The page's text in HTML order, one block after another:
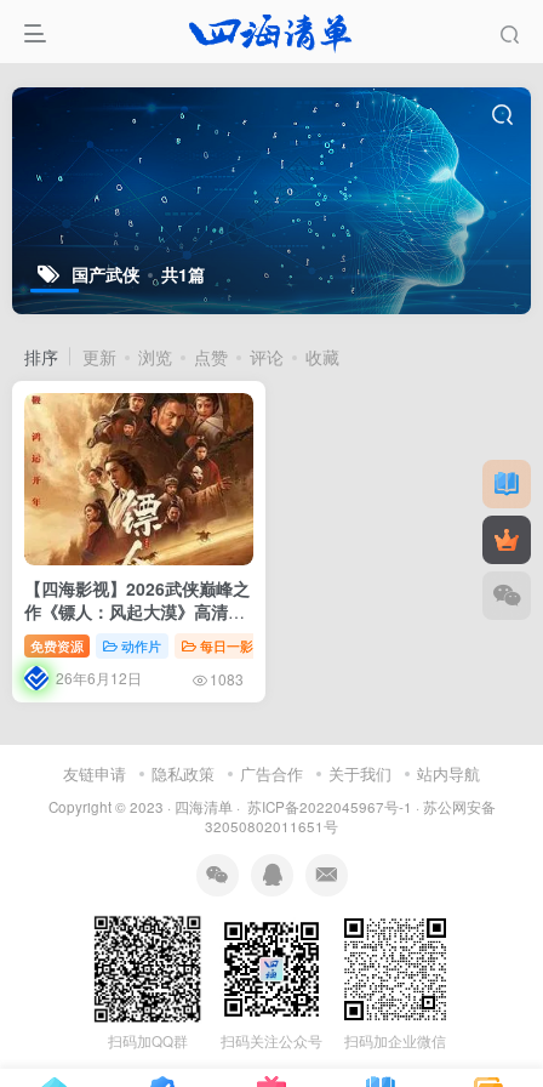
国产武侠 共1篇
排序 更新 浏览 点赞 评论 收藏
【四海影视】2026武侠巅峰之
作《镖人：风起大漠》高清蓝
光下载
免费资源 动作片 每日一影（影视）
26年6月12日 1083
友链申请 隐私政策 广告合作 关于我们 站内导航
Copyright © 2023 · 四海清单· 苏ICP备2022045967号-1 · 苏公网安备
32050802011651号
扫码加QQ群 扫码关注公众号 扫码加企业微信